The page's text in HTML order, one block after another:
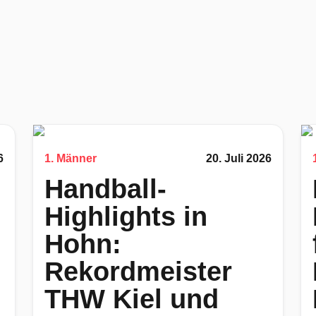
1. Männer 20. Juli 2026
Handball-
Highlights in
Hohn:
Rekordmeister
THW Kiel und